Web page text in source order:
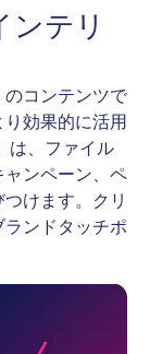
テリ
コンテンツで
効果的に活用
は、ファイル
ンペーン、ペ
けます。クリ
ンドタッチポ